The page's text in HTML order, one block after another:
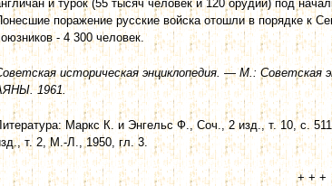
и турок (55 тысяч человек и 120 орудий) под
поражение русские войска отошли в порядке к
- 4 300 человек.
историческая энциклопедия. — М.:
1961.
Маркс К. и Энгельс Ф., Соч., 2 изд., т. 10, с.
т. 2, М.-Л., 1950, гл. 3.
+ + +